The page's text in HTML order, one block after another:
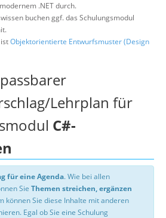
.NET durch.
buchen ggf. das Schulungsmodul
Objektorientierte Entwurfsmuster (Design
Lehrplan für
C#-
für eine Agenda. Wie bei allen
Sie Themen streichen, ergänzen
können Sie diese Inhalte mit anderen
Egal ob Sie eine Schulung